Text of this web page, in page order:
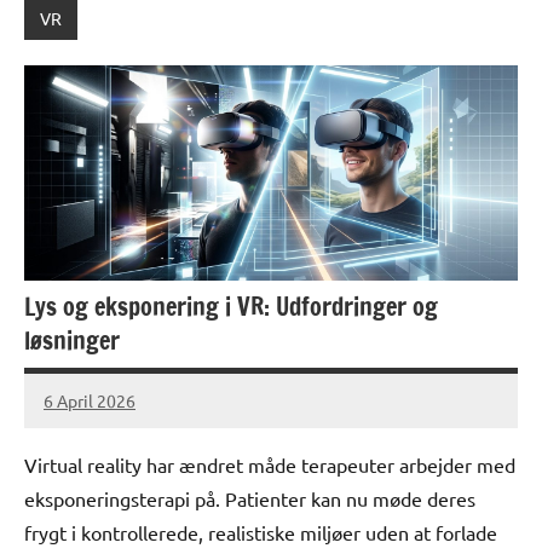
VR
Lys og eksponering i VR: Udfordringer og
løsninger
6 April 2026
lucas
No
Virtual reality har ændret måde terapeuter arbejder med
eksponeringsterapi på. Patienter kan nu møde deres
frygt i kontrollerede, realistiske miljøer uden at forlade